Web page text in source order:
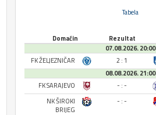
Tabela
Domaćin Rezultat
07.08.2026. 20:00
FK ŽELJEZNIČAR
2 : 1
08.08.2026. 21:00
FK SARAJEVO
- : -
NK ŠIROKI
BRIJEG
- : -